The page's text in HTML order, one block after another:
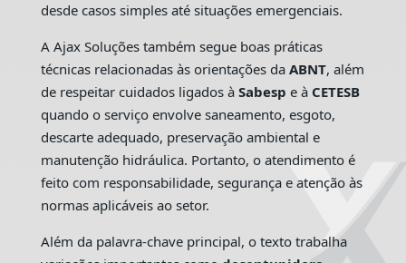
desde casos simples até situações emergenciais.
A Ajax Soluções também segue boas práticas
técnicas relacionadas às orientações da ABNT, além
de respeitar cuidados ligados à Sabesp e à CETESB
quando o serviço envolve saneamento, esgoto,
descarte adequado, preservação ambiental e
manutenção hidráulica. Portanto, o atendimento é
feito com responsabilidade, segurança e atenção às
normas aplicáveis ao setor.
Além da palavra-chave principal, o texto trabalha